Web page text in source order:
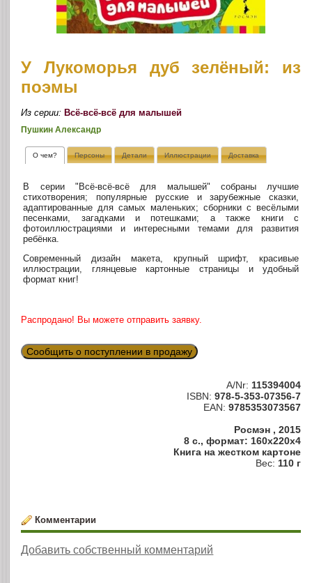
У Лукоморья дуб зелёный: из
поэмы
Из серии:Всё-всё-всё для малышей
Пушкин Александр
О чем? Персоны Детали Иллюстрации Доставка
В серии "Всё-всё-всё для малышей" собраны лучшие
стихотворения; популярные русские и зарубежные сказки,
адаптированные для самых маленьких; сборники с весёлыми
песенками, загадками и потешками; а также книги с
фотоиллюстрациями и интересными темами для развития
ребёнка.
Современный дизайн макета, крупный шрифт, красивые
иллюстрации, глянцевые картонные страницы и удобный
формат книг!
Распродано! Вы можете отправить заявку.
Сообщить о поступлении в продажу
A/Nr: 115394004
ISBN: 978-5-353-07356-7
EAN: 9785353073567
Росмэн , 2015
8 с., формат: 160x220x4
Книга на жестком картоне
Вес: 110 г
Комментарии
Добавить собственный комментарий